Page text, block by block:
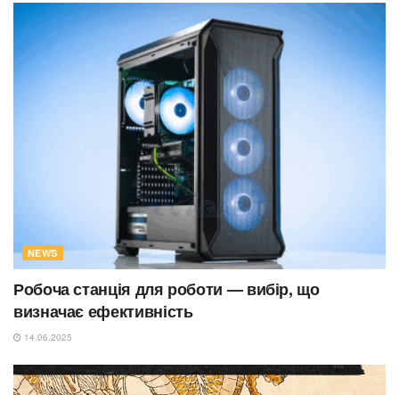
NEWS
Робоча станція для роботи — вибір, що
визначає ефективність
14.06.2025